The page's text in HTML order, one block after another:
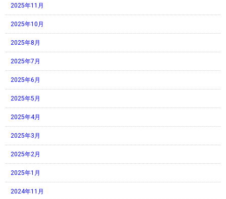
2025年11月
2025年10月
2025年8月
2025年7月
2025年6月
2025年5月
2025年4月
2025年3月
2025年2月
2025年1月
2024年11月